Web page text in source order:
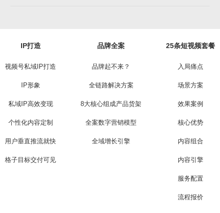
IP打造
视频号私域IP打造
IP形象
私域IP高效变现
个性化内容定制
用户垂直推流就快
格子目标交付可见
品牌全案
品牌起不来？
全链路解决方案
8大核心组成产品货架
全案数字营销模型
全域增长引擎
25条短视频套餐
入局痛点
场景方案
效果案例
核心优势
内容组合
内容引擎
服务配置
流程报价